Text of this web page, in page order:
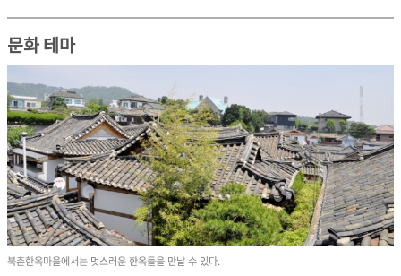
문화 테마
북촌한옥마을에서는 멋스러운 한옥들을 만날 수 있다.